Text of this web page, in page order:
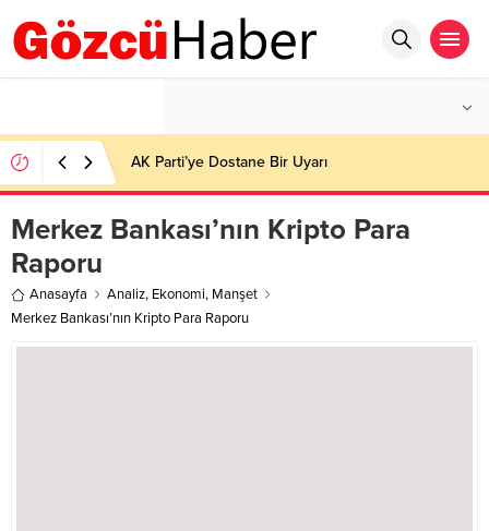
AK Parti’ye Dostane Bir Uyarı
Merkez Bankası’nın Kripto Para
Raporu
Anasayfa Analiz, Ekonomi, Manşet
Merkez Bankası’nın Kripto Para Raporu